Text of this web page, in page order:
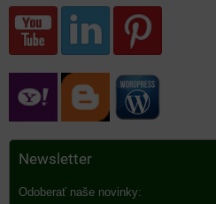
Newsletter
Odoberať naše novinky: